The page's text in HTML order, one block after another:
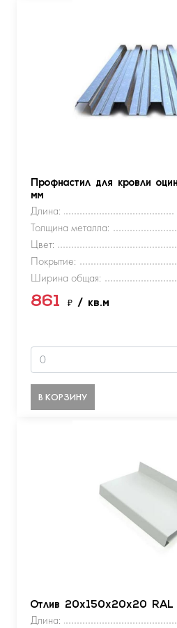
Профнастил для кровли
мм
Длина:
Толщина металла:
Цвет:
Покрытие:
Ширина общая:
861 ₽ / кв.м
В КОРЗИНУ
Отлив 20х150х20х20
Длина: